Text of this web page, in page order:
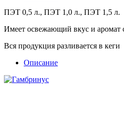
ПЭТ 0,5 л., ПЭТ 1,0 л., ПЭТ 1,5 л.
Имеет освежающий вкус и аромат
Вся продукция разливается в кеги
Описание